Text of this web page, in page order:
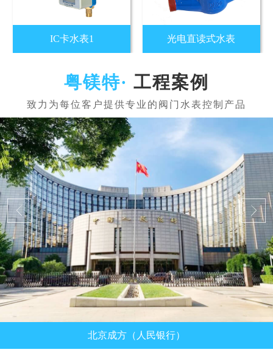
IC卡水表1 光电直读式水表
工程案例
北京成方（人民银行）